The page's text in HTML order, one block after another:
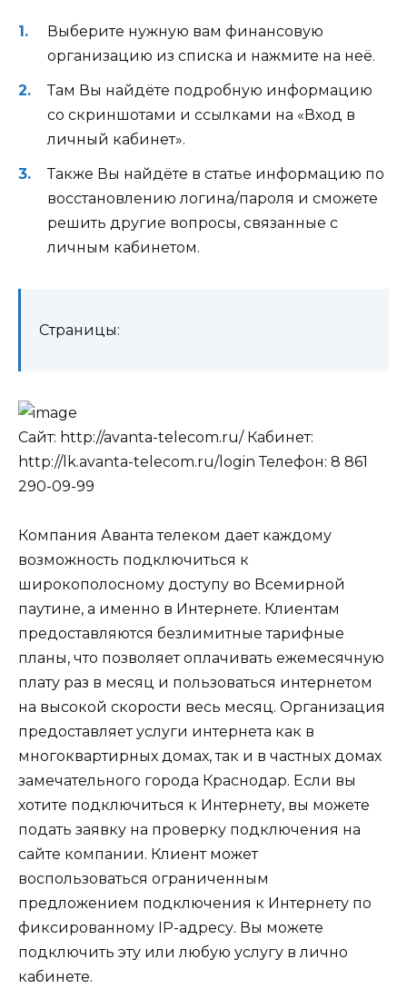
Выберите нужную вам финансовую
организацию из списка и нажмите на неё.
Там Вы найдёте подробную информацию
со скриншотами и ссылками на «Вход в
личный кабинет».
Также Вы найдёте в статье информацию по
восстановлению логина/пароля и сможете
решить другие вопросы, связанные с
личным кабинетом.
Страницы:
Сайт: http://avanta-telecom.ru/ Кабинет:
http://lk.avanta-telecom.ru/loginТелефон: 8 861
290-09-99
Компания Аванта телеком дает каждому
возможность подключиться к
широкополосному доступу во Всемирной
паутине, а именно в Интернете. Клиентам
предоставляются безлимитные тарифные
планы, что позволяет оплачивать ежемесячную
плату раз в месяц и пользоваться интернетом
на высокой скорости весь месяц. Организация
предоставляет услуги интернета как в
многоквартирных домах, так и в частных домах
замечательного города Краснодар. Если вы
хотите подключиться к Интернету, вы можете
подать заявку на проверку подключения на
сайте компании. Клиент может
воспользоваться ограниченным
предложением подключения к Интернету по
фиксированному IP-адресу. Вы можете
подключить эту или любую услугу в лично
кабинете.